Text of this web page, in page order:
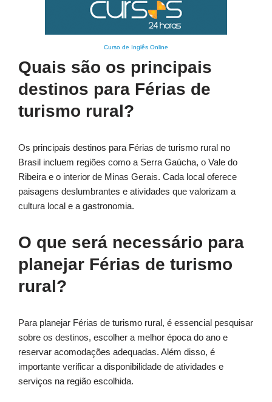
Curso de Inglês Online
Quais são os principais
destinos para Férias de
turismo rural?
Os principais destinos para Férias de turismo rural no
Brasil incluem regiões como a Serra Gaúcha, o Vale do
Ribeira e o interior de Minas Gerais. Cada local oferece
paisagens deslumbrantes e atividades que valorizam a
cultura local e a gastronomia.
O que será necessário para
planejar Férias de turismo
rural?
Para planejar Férias de turismo rural, é essencial pesquisar
sobre os destinos, escolher a melhor época do ano e
reservar acomodações adequadas. Além disso, é
importante verificar a disponibilidade de atividades e
serviços na região escolhida.